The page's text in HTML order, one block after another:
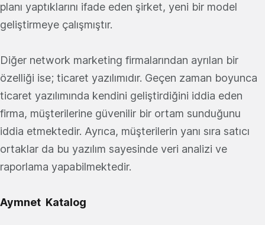
planı yaptıklarını ifade eden şirket, yeni bir model
geliştirmeye çalışmıştır.
Diğer network marketing firmalarından ayrılan bir
özelliği ise; ticaret yazılımıdır. Geçen zaman boyunca
ticaret yazılımında kendini geliştirdiğini iddia eden
firma, müşterilerine güvenilir bir ortam sunduğunu
iddia etmektedir. Ayrıca, müşterilerin yanı sıra satıcı
ortaklar da bu yazılım sayesinde veri analizi ve
raporlama yapabilmektedir.
Aymnet Katalog